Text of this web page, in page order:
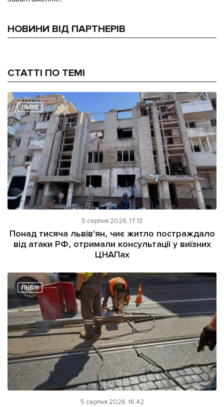
НОВИНИ ВІД ПАРТНЕРІВ
СТАТТІ ПО ТЕМІ
ЛЬВІВ
5 серпня 2026, 17:13
Понад тисяча львів'ян, чиє житло постраждало
від атаки РФ, отримали консультації у виїзних
ЦНАПах
ЛЬВІВ
5 серпня 2026, 16:42